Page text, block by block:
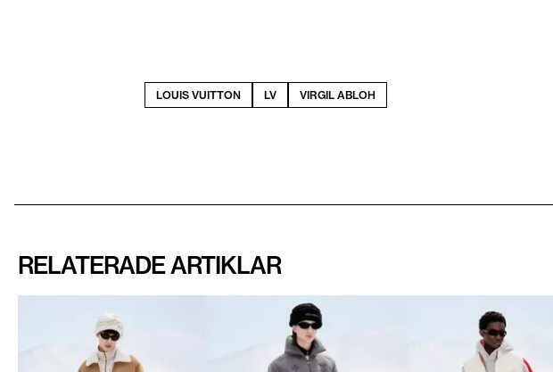
LOUIS VUITTON LV VIRGIL ABLOH
RELATERADE ARTIKLAR